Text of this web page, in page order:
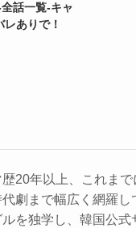
話一覧-キャ
レありで！
20年以上、これま
劇まで幅広く網羅
を独学し、韓国公